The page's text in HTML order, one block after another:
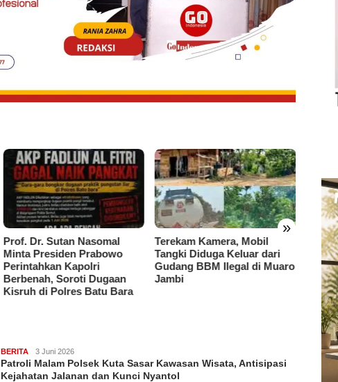
»
Terekam Kamera, Mobil
Tangki Diduga Keluar dari
Gudang BBM Ilegal di Muaro
Jambi
Bupati Anwar Sadat Buka
Lomba Domino HUT RI ke-81
dan Hari Jadi Tanjab Barat
ke-61
PWI
–2029
BERITA Go
Indonesia
3 Juni 2026
Patroli Malam Polsek Kuta Sasar Kawasan Wisata, Antisipasi
Kejahatan Jalanan dan Kunci Nyantol